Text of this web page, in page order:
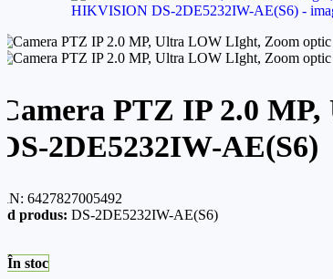
PTZ IP 2.0
2DE5232IW-AE(S6)
6427827005492
produs: DS-2DE5232IW-AE(S6)
În stoc